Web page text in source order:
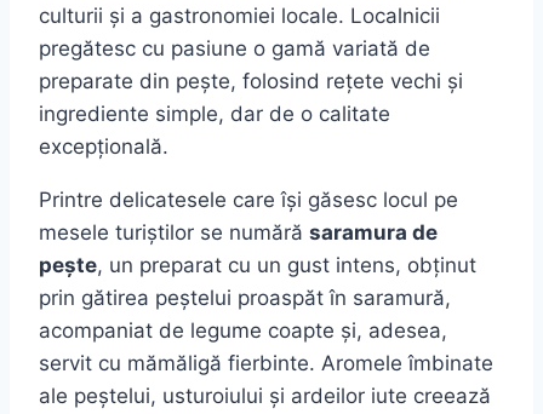
culturii și a gastronomiei locale. Localnicii
pregătesc cu pasiune o gamă variată de
preparate din pește, folosind rețete vechi și
ingrediente simple, dar de o calitate
excepțională.
Printre delicatesele care își găsesc locul pe
mesele turiștilor se numără saramura de
pește, un preparat cu un gust intens, obținut
prin gătirea peștelui proaspăt în saramură,
acompaniat de legume coapte și, adesea,
servit cu mămăligă fierbinte. Aromele îmbinate
ale peștelui, usturoiului și ardeilor iute creează